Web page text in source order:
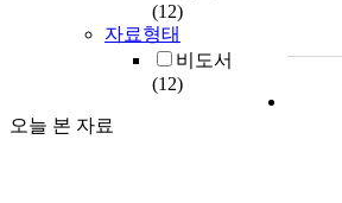
(12)
자료형태
비도서
(12)
오늘 본 자료